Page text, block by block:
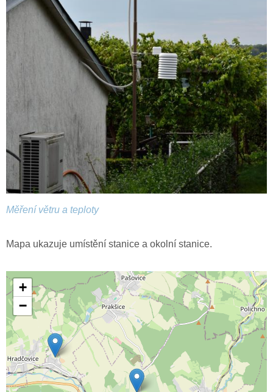
Měření větru a teploty
Mapa ukazuje umístění stanice a okolní stanice.
+
−